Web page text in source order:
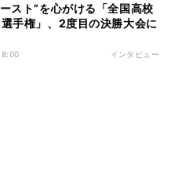
スト”を心がける「全国高校
手権」、2度目の決勝大会に
インタビュー